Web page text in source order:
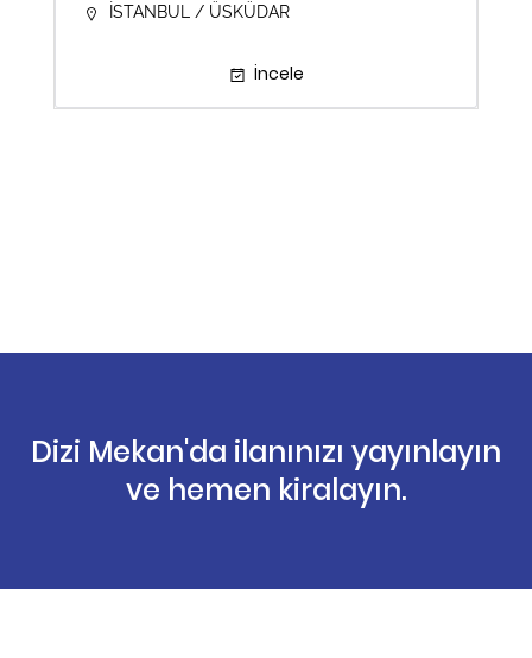
İSTANBUL / ÜSKÜDAR
İncele
Dizi Mekan'da ilanınızı yayınlayın
ve hemen kiralayın.